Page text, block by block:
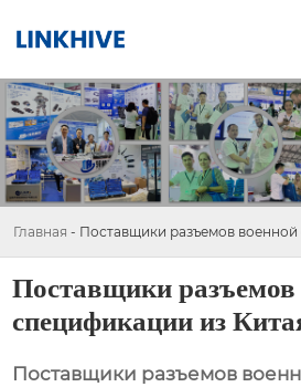
Главная - Поставщики разъемов
Поставщики разъемов
спецификации из
Поставщики разъемов